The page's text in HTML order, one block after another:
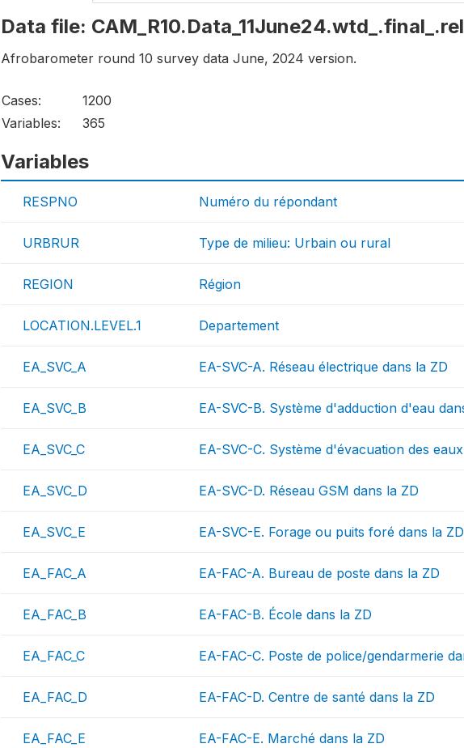
Data file:
Afrobarometer round 10 survey data June, 2024 version.
Cases:
1200
Variables:
365
Variables
RESPNO Numéro du répondant
URBRUR Type de milieu: Urbain ou rural
REGION Région
LOCATION.LEVEL.1 Departement
EA_SVC_A EA-SVC-A. Réseau électrique dans la ZD
EA_SVC_B EA-SVC-B. Système d'adduction d'eau
EA_SVC_C EA-SVC-C. Système d'évacuation des
EA_SVC_D EA-SVC-D. Réseau GSM dans la ZD
EA_SVC_E EA-SVC-E. Forage ou puits foré dans la ZD
EA_FAC_A EA-FAC-A. Bureau de poste dans la ZD
EA_FAC_B EA-FAC-B. École dans la ZD
EA_FAC_C EA-FAC-C. Poste de police/gendarmerie
EA_FAC_D EA-FAC-D. Centre de santé dans la ZD
EA_FAC_E EA-FAC-E. Marché dans la ZD